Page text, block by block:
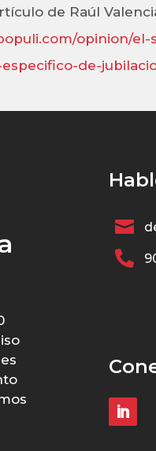
de Raúl
opinion/
de-

